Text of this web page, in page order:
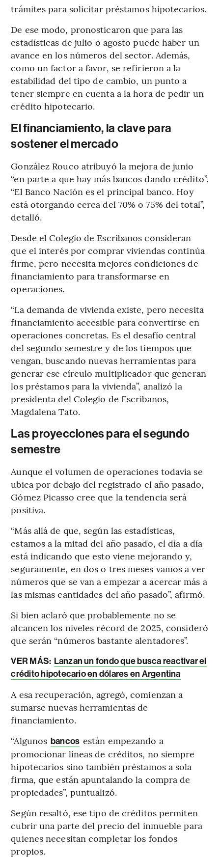
trámites para solicitar préstamos hipotecarios.
De ese modo, pronosticaron que para las
estadísticas de julio o agosto puede haber un
avance en los números del sector. Además,
como un factor a favor, se refirieron a la
estabilidad del tipo de cambio, un punto a
tener siempre en cuenta a la hora de pedir un
crédito hipotecario.
El financiamiento, la clave para
sostener el mercado
González Rouco atribuyó la mejora de junio
“en parte a que hay más bancos dando crédito”.
“El Banco Nación es el principal banco. Hoy
está otorgando cerca del 70% o 75% del total”,
detalló.
Desde el Colegio de Escribanos consideran
que el interés por comprar viviendas continúa
firme, pero necesita mejores condiciones de
financiamiento para transformarse en
operaciones.
“La demanda de vivienda existe, pero necesita
financiamiento accesible para convertirse en
operaciones concretas. Es el desafío central
del segundo semestre y de los tiempos que
vengan, buscando nuevas herramientas para
generar ese círculo multiplicador que generan
los préstamos para la vivienda”, analizó la
presidenta del Colegio de Escribanos,
Magdalena Tato.
Las proyecciones para el segundo
semestre
Aunque el volumen de operaciones todavía se
ubica por debajo del registrado el año pasado,
Gómez Picasso cree que la tendencia será
positiva.
“Más allá de que, según las estadísticas,
estamos a la mitad del año pasado, el día a día
está indicando que esto viene mejorando y,
seguramente, en dos o tres meses vamos a ver
números que se van a empezar a acercar más a
las mismas cantidades del año pasado”, afirmó.
Si bien aclaró que probablemente no se
alcancen los niveles récord de 2025, consideró
que serán “números bastante alentadores”.
VER MÁS: Lanzan un fondo que busca reactivar el
crédito hipotecario en dólares en Argentina
A esa recuperación, agregó, comienzan a
sumarse nuevas herramientas de
financiamiento.
“Algunos bancos están empezando a
promocionar líneas de créditos, no siempre
hipotecarios sino también préstamos a sola
firma, que están apuntalando la compra de
propiedades”, puntualizó.
Según resaltó, ese tipo de créditos permiten
cubrir una parte del precio del inmueble para
quienes necesitan completar los fondos
propios.